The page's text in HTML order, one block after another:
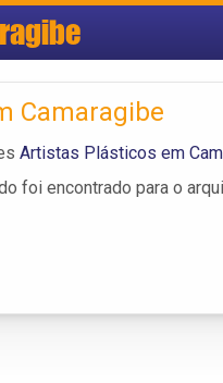
Camaragibe
Artistas Plásticos em
foi encontrado para o